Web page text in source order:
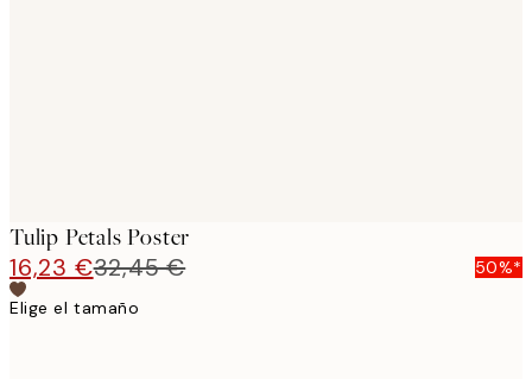
Tulip Petals Poster
16,23 €32,45 €
50%*
Elige el tamaño